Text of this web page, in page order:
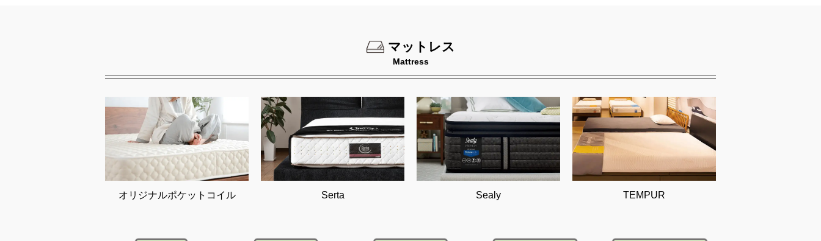
マットレス
Mattress
オリジナルポケットコイル Serta Sealy TEMPUR